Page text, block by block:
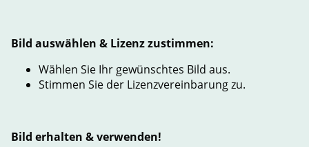
Bild auswählen & Lizenz zustimmen:
Wählen Sie Ihr gewünschtes Bild aus.
Stimmen Sie der Lizenzvereinbarung zu.
Bild erhalten & verwenden!